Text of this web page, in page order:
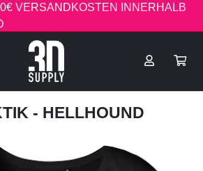
VERSANDKOSTEN INNERHALB
- HELLHOUND